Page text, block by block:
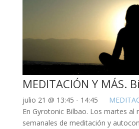
MEDITACIÓN Y MÁS.
julio 21 @ 13:45 - 14:45
En Gyrotonic Bilbao. Los martes al
semanales de meditación y